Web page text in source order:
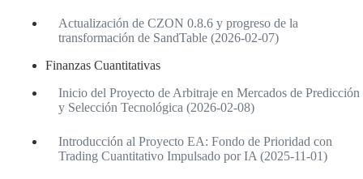
Actualización de CZON 0.8.6 y progreso de la
transformación de SandTable (2026-02-07)
Finanzas Cuantitativas
Inicio del Proyecto de Arbitraje en Mercados de Predicción
y Selección Tecnológica (2026-02-08)
Introducción al Proyecto EA: Fondo de Prioridad con
Trading Cuantitativo Impulsado por IA (2025-11-01)